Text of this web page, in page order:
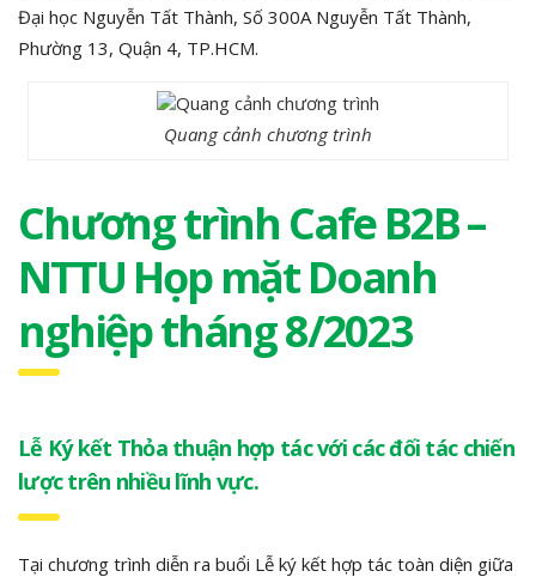
Đại học Nguyễn Tất Thành, Số 300A Nguyễn Tất Thành,
Phường 13, Quận 4, TP.HCM.
Quang cảnh chương trình
Chương trình Cafe B2B –
NTTU Họp mặt Doanh
nghiệp tháng 8/2023
Lễ Ký kết Thỏa thuận hợp tác với các đối tác chiến
lược trên nhiều lĩnh vực.
Tại chương trình diễn ra buổi Lễ ký kết hợp tác toàn diện giữa